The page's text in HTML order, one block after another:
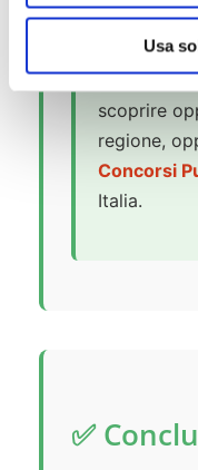
Usa
💡
Concorsi
scoprire
regione,
Concorsi
Italia.
✅